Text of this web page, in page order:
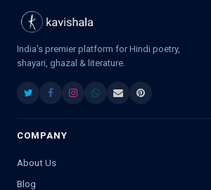
India's premier platform for Hindi poetry,
shayari, ghazal & literature.
COMPANY
About Us
Blog